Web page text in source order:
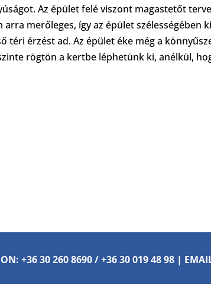
Azépületfelé viszont magastetőt
arra merőleges, így azépületszélességében
téri érzést ad. Azépületéke még a
rögtön a kertbe léphetünk ki, anélkül,
+36 30 260 8690 / +36 30 019 48 98 |